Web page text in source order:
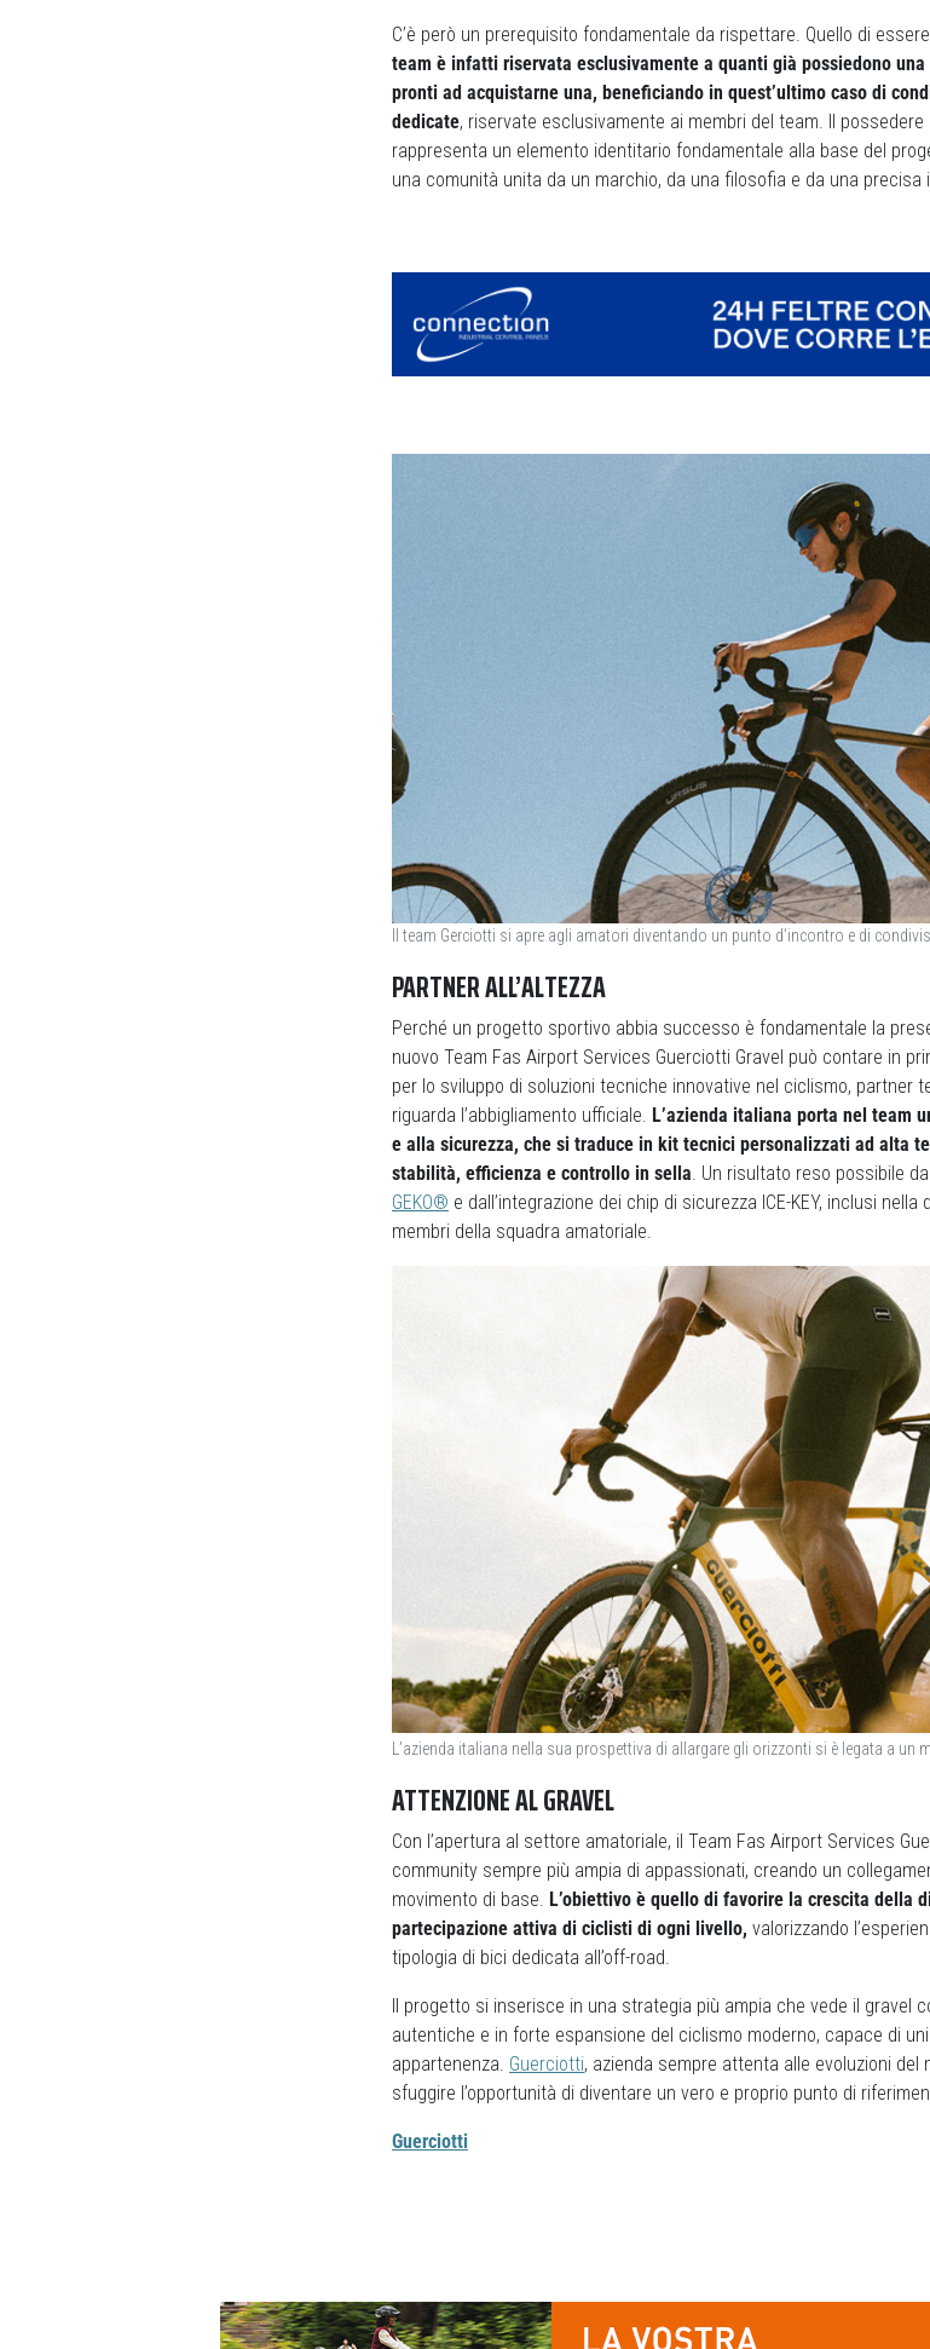
C’è però un prerequisito fondamentale da rispettare. Quello di
team è infatti riservata esclusivamente a quanti già possiedono
pronti ad acquistarne una, beneficiando in quest’ultimo caso di
dedicate, riservate esclusivamente ai membri del team. Il
rappresenta un elemento identitario fondamentale alla base del
una comunità unita da un marchio, da una filosofia e da una precisa
Il team Gerciotti si apre agli amatori diventando un punto d’incontro e di
PARTNER ALL’ALTEZZA
Perché un progetto sportivo abbia successo è fondamentale la
nuovo Team Fas Airport Services Guerciotti Gravel può contare in
per lo sviluppo di soluzioni tecniche innovative nel ciclismo, partner
riguarda l’abbigliamento ufficiale. L’azienda italiana porta nel team
e alla sicurezza, che si traduce in kit tecnici personalizzati ad alta
stabilità, efficienza e controllo in sella. Un risultato reso possibile dal
GEKO® e dall’integrazione dei chip di sicurezza ICE-KEY, inclusi
membri della squadra amatoriale.
L’azienda italiana nella sua prospettiva di allargare gli orizzonti si è legata a un
ATTENZIONE AL GRAVEL
Con l’apertura al settore amatoriale, il Team Fas Airport Services
community sempre più ampia di appassionati, creando un
movimento di base. L’obiettivo è quello di favorire la crescita della
partecipazione attiva di ciclisti di ogni livello, valorizzando
tipologia di bici dedicata all’off-road.
Il progetto si inserisce in una strategia più ampia che vede il gravel
autentiche e in forte espansione del ciclismo moderno, capace di
appartenenza. Guerciotti, azienda sempre attenta alle evoluzioni
sfuggire l’opportunità di diventare un vero e proprio punto di
Guerciotti